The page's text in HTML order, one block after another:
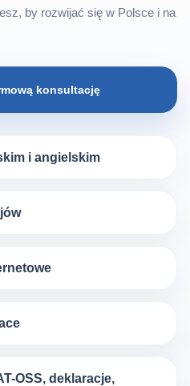
by rozwijać się w Polsce i na
konsultację
i angielskim
OSS, deklaracje,